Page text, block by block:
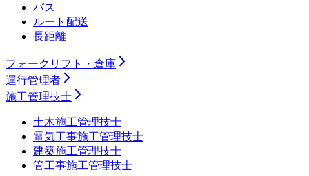
バス
ルート配送
長距離
フォークリフト・倉庫
運行管理者
施工管理技士
土木施工管理技士
電気工事施工管理技士
建築施工管理技士
管工事施工管理技士